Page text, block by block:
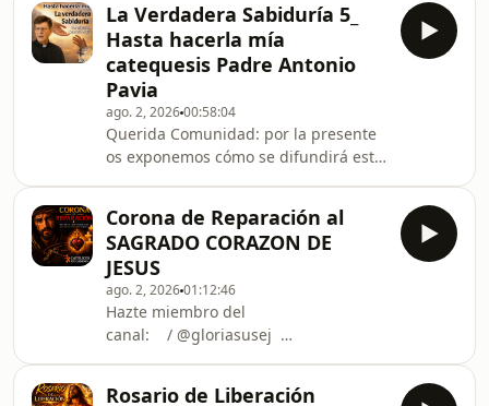
podrá apartarnos del amor que Dios
nos ha manifestado en Cristo
Jesús” San Mateo 14, 13-21: “Comieron
todos hasta saciarse” Sobre la
distribución de bienes hay quienes
hacen cuentas alegres y presentan
resultados positivos, pero lo cierto es
que en muchas
La Verdadera Sabiduría 5_
Hasta hacerla mía
catequesis Padre Antonio
Pavia
ago. 2, 202600:58:04
Querida Comunidad: por la presente
os exponemos cómo se difundirá este
constará de las siguientes
catequesis:*-Introducción al ciclo**-
¡Buscad a Dios con humildad'**-Yo
soy la savia para mis discípulos**-Las
cosas santas de Dios**-Hasta hacerla
mía**-Quien puede estar con Dios**-
Jesús, pobre de espíritu**-Dios ama a
quienes conf
Corona de Reparación al
SAGRADO CORAZON DE
JESUS
ago. 2, 202601:12:46
Hazte miembro del
canal: / @gloriasusej ​
Rosario de Liberación